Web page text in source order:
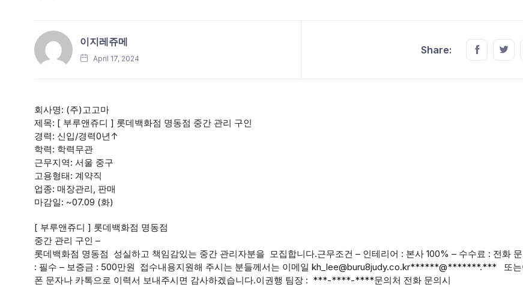
이지레쥬메
April 17, 2024
Share: Share
회사명: (주)고고마
제목: [ 부루앤쥬디 ] 롯데백화점 명동점 중간 관리 구인
경력: 신입/경력0년↑
학력: 학력무관
근무지역: 서울 중구
고용형태: 계약직
업종: 매장관리, 판매
마감일: ~07.09 (화)
[ 부루앤쥬디 ] 롯데백화점 명동점
중간 관리 구인 –
롯데백화점 명동점 성실하고 책임감있는 중간 관리자분을 모집합니다.근무조건 – 인테리어 : 본사 100% – 수수료 : 전화
: 필수 – 보증금 : 500만원 접수내용지원해 주시는 분들께서는 이메일 kh_lee@buru8judy.co.kr******@*******.*** 또는
폰 문자나 카톡으로 이력서 보내주시면 감사하겠습니다.이권행 팀장 : ***-****-****문의처 전화 문의시